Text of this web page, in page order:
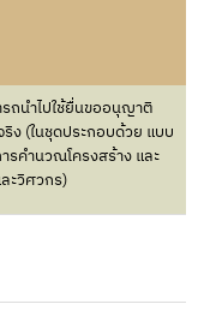
ถนำไปใช้ยื่นขออนุญาติ
ง (ในชุดประกอบด้วย แบบ
รคำนวณโครงสร้าง และ
ะวิศวกร)